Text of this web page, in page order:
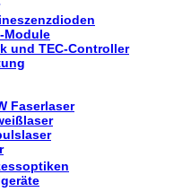
Module
und TEC-Controller
Faserlaser